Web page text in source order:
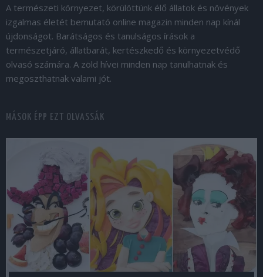
A természeti környezet, körülöttünk élő állatok és növények
izgalmas életét bemutató online magazin minden nap kínál
újdonságot. Barátságos és tanulságos írások a
természetjáró, állatbarát, kertészkedő és környezetvédő
olvasó számára. A zöld hívei minden nap tanulhatnak és
megoszthatnak valami jót.
MÁSOK ÉPP EZT OLVASSÁK